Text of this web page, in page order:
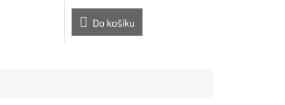
cena:
Do košíku